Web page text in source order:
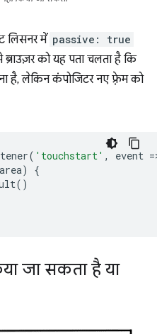
लिसनर में passive: true
को यह पता चलता है कि
है, लेकिन कंपोजिटर नए फ़्रेम को
( 'touchstart' , event =
area)
{
()
जा सकता है या